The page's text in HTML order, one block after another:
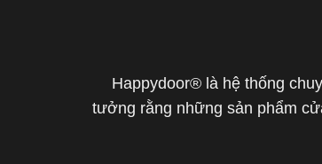
Happydoor® là hệ thống
tưởng rằng những sản phẩm